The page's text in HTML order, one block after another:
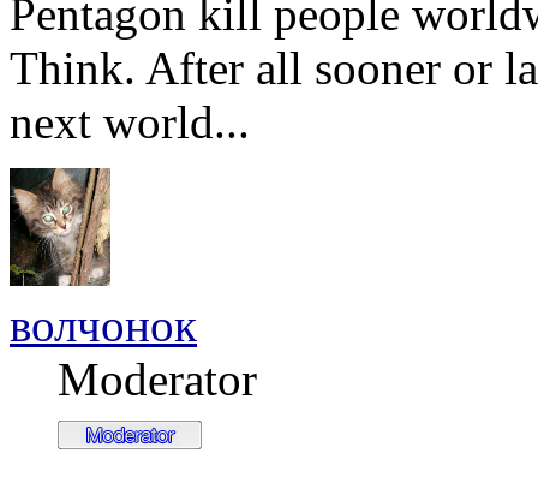
Pentagon kill people
Think. After all sooner or
next world...
волчонок
Moderator